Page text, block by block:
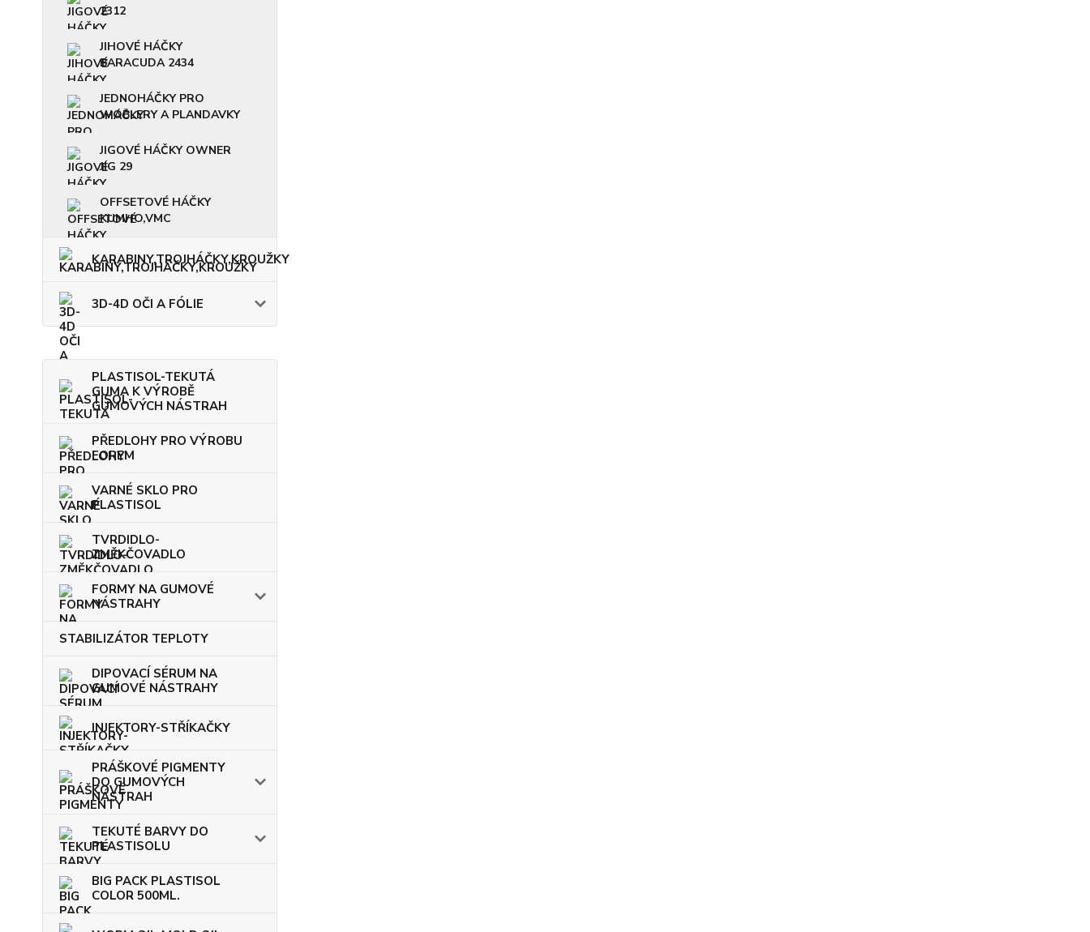
2312
JIHOVÉ HÁČKY
BARACUDA 2434
JEDNOHÁČKY PRO
WOBLERY A PLANDAVKY
JIGOVÉ HÁČKY OWNER
JIG 29
OFFSETOVÉ HÁČKY
KUMHO,VMC
KARABINY,TROJHÁČKY,KROUŽKY
3D-4D OČI A FÓLIE
PLASTISOL-TEKUTÁ
GUMA K VÝROBĚ
GUMOVÝCH NÁSTRAH
PŘEDLOHY PRO VÝROBU
FOREM
VARNÉ SKLO PRO
PLASTISOL
TVRDIDLO-
ZMĚKČOVADLO
FORMY NA GUMOVÉ
NÁSTRAHY
STABILIZÁTOR TEPLOTY
DIPOVACÍ SÉRUM NA
GUMOVÉ NÁSTRAHY
INJEKTORY-STŘÍKAČKY
PRÁŠKOVÉ PIGMENTY
DO GUMOVÝCH
NÁSTRAH
TEKUTÉ BARVY DO
PLASTISOLU
BIG PACK PLASTISOL
COLOR 500ML.